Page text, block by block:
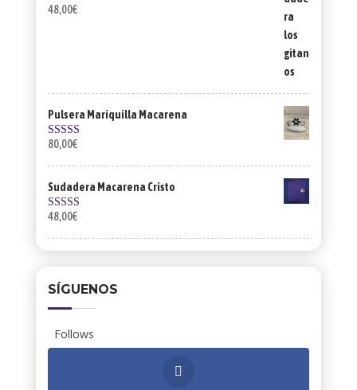
Valorado con
48,00€
Pulsera Mariquilla Macarena
Valorado con
80,00€
Sudadera Macarena Cristo
Valorado con
48,00€
SÍGUENOS
Follows